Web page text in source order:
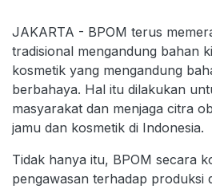
JAKARTA - BPOM terus
tradisional mengandung bahan
kosmetik yang mengandung
berbahaya. Hal itu dilakukan
masyarakat dan menjaga citra
jamu dan kosmetik di Indonesia.
Tidak hanya itu, BPOM secara
pengawasan terhadap produksi